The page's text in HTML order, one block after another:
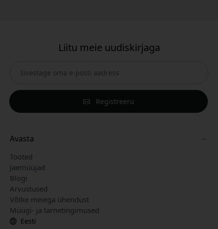
Liitu meie uudiskirjaga
Registreeru
Avasta
Tooted
Jaemüüjad
Blogi
Arvustused
Võtke meiega ühendust
Müügi- ja tarnetingimused
Eesti